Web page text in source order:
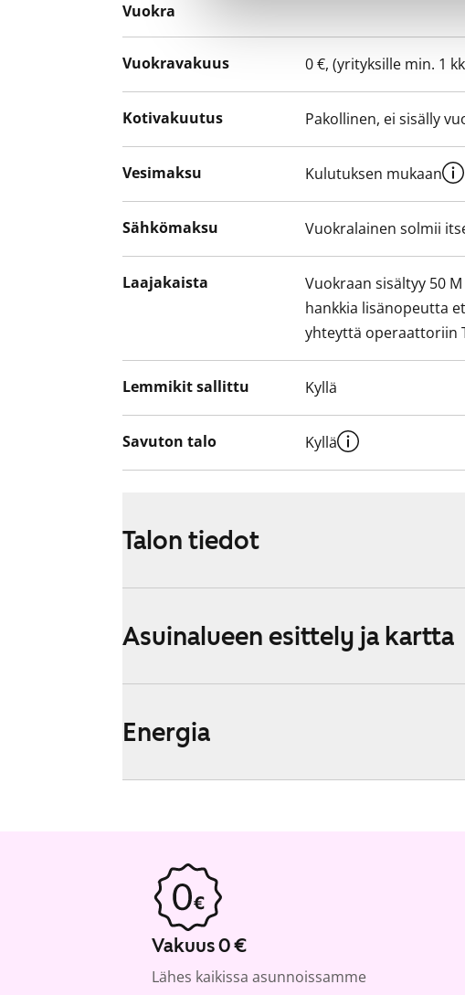
Vuokra
Vuokravakuus 0 €, (yrityksille min. 1
Kotivakuutus Pakollinen, ei sisälly
Vesimaksu Kulutuksen mukaan
Sähkömaksu Vuokralainen solmii
Laajakaista
Vuokraan sisältyy 50
hankkia lisänopeutta
yhteyttä operaattoriin
Lemmikit sallittu Kyllä
Savuton talo Kyllä
Talon tiedot
Asuinalueen esittely ja kartta
Energia
Vakuus 0 €
Lähes kaikissa asunnoissamme